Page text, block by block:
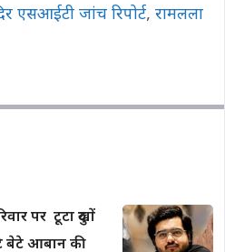
एसआईटी जांच रिपोर्ट, रामलला
पर टूटा दुखों
बेटे आबान की